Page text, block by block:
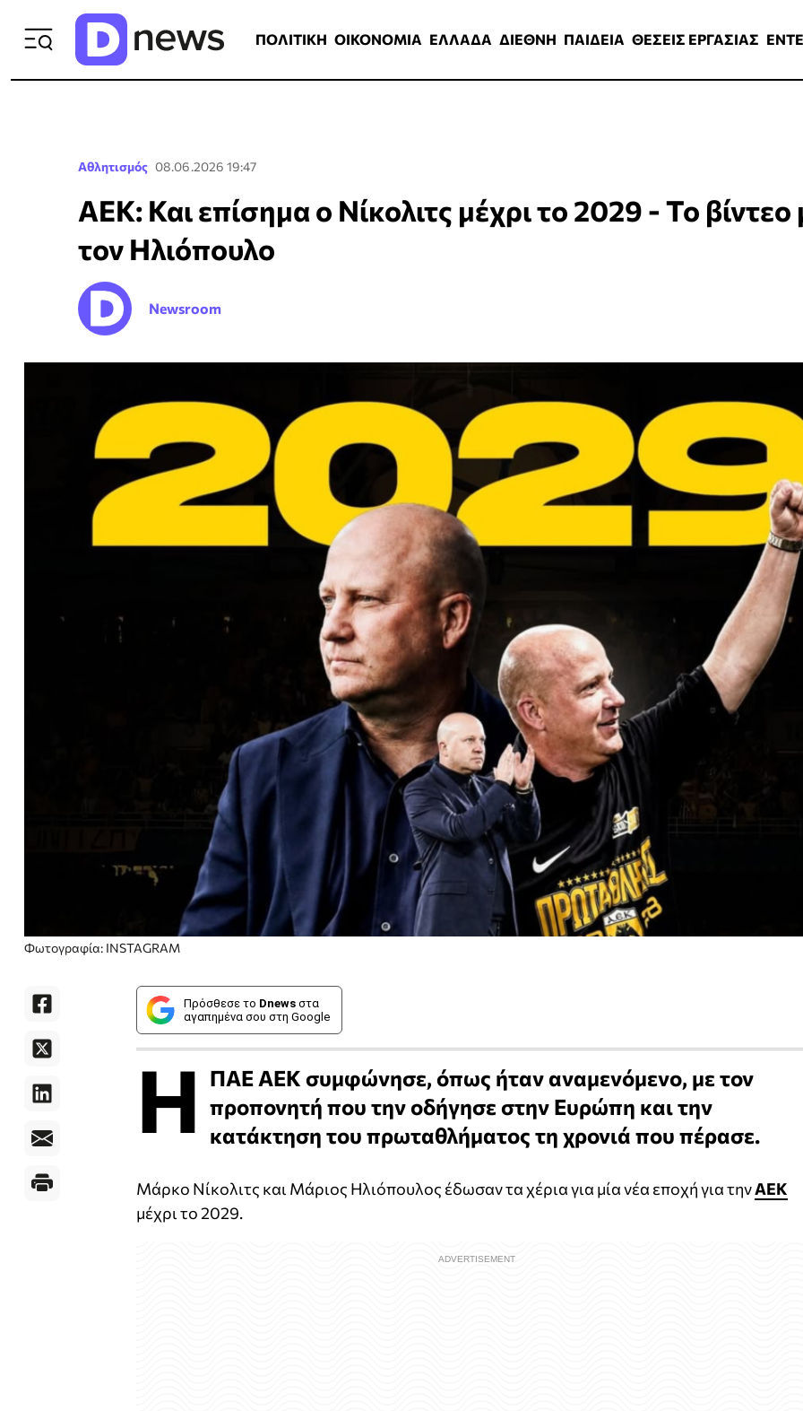
ΠΟΛΙΤΙΚΗ ΟΙΚΟΝΟΜΙΑ ΕΛΛΑΔΑ ΔΙΕΘΝΗ ΠΑΙΔΕΙΑ ΘΕΣΕΙΣ ΕΡΓΑΣΙΑΣ
Αθλητισμός 08.06.2026 19:47
ΑΕΚ: Και επίσημα ο Νίκολιτς μέχρι το 2029 - Το βίντεο
τον Ηλιόπουλο
Newsroom
Φωτογραφία: INSTAGRAM
Πρόσθεσε το Dnews στα
αγαπημένα σου στη Google
Η ΠΑΕ ΑΕΚ συμφώνησε, όπως ήταν αναμενόμενο, με τον
προπονητή που την οδήγησε στην Ευρώπη και την
κατάκτηση του πρωταθλήματος τη χρονιά που πέρασε.
Μάρκο Νίκολιτς και Μάριος Ηλιόπουλος έδωσαν τα χέρια για μία νέα εποχή για τηνΑΕΚ
μέχρι το 2029.